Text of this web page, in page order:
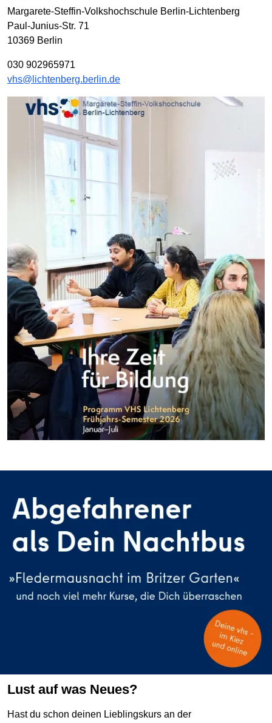
Margarete-Steffin-Volkshochschule Berlin-Lichtenberg
Paul-Junius-Str. 71
10369 Berlin
030 902965971
vhs@lichtenberg.berlin.de
Lust auf was Neues?
Hast du schon deinen Lieblingskurs an der